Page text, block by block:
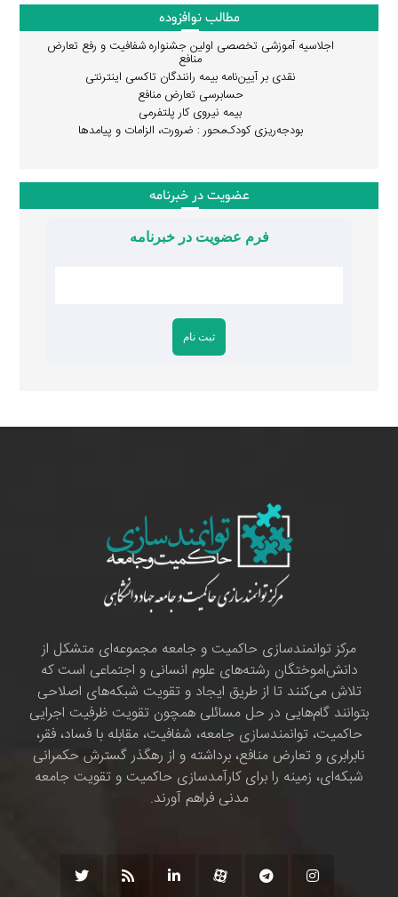
مطالب نوافزوده
اجلاسیه آموزشی تخصصی اولین جشنواره شفافیت و رفع تعارض
منافع
نقدی بر آیین‌نامه بیمه رانندگان تاکسی اینترنتی
حسابرسی تعارض منافع
بیمه نیروی کار پلتفرمی
بودجه‌ریزی کودک‌محور : ضرورت، الزامات و پیامدها
عضویت در خبرنامه
فرم عضویت در خبرنامه
مرکز توانمندسازی حاکمیت و جامعه مجموعه‌ای متشکل از
دانش‌اموختگان رشته‌های علوم انسانی و اجتماعی است که
تلاش می‌کنند تا از طریق ایجاد و تقویت شبکه‌های اصلاحی
بتوانند گام‌هایی در حل مسائلی همچون تقویت ظرفیت اجرایی
حاکمیت، توانمندسازی جامعه، شفافیت، مقابله با فساد، فقر،
نابرابری و تعارض منافع، برداشته و از رهگذر گسترش حکمرانی
شبکه‌ای، زمینه را برای کارآمدسازی حاکمیت و تقویت جامعه
مدنی فراهم آورند.